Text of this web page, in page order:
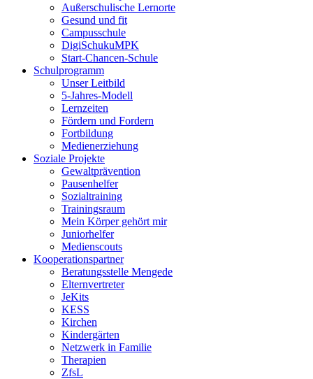
Außerschulische Lernorte
Gesund und fit
Campusschule
DigiSchukuMPK
Start-Chancen-Schule
Schulprogramm
Unser Leitbild
5-Jahres-Modell
Lernzeiten
Fördern und Fordern
Fortbildung
Medienerziehung
Soziale Projekte
Gewaltprävention
Pausenhelfer
Sozialtraining
Trainingsraum
Mein Körper gehört mir
Juniorhelfer
Medienscouts
Kooperationspartner
Beratungsstelle Mengede
Elternvertreter
JeKits
KESS
Kirchen
Kindergärten
Netzwerk in Familie
Therapien
ZfsL